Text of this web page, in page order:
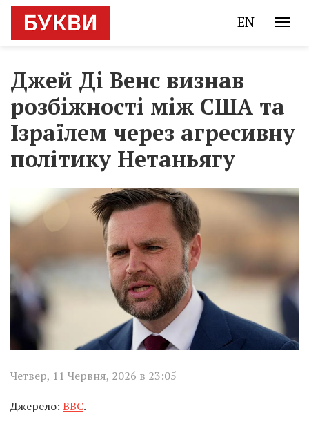
EN
Джей Ді Венс визнав
розбіжності між США та
Ізраїлем через агресивну
політику Нетаньягу
Четвер, 11 Червня, 2026 в 23:05
Джерело: BBC.